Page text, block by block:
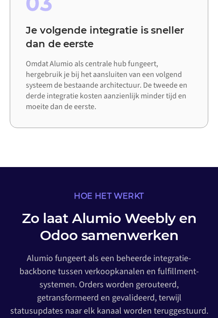
Je volgende integratie is sneller
dan de eerste
Omdat Alumio als centrale hub fungeert,
hergebruik je bij het aansluiten van een volgend
systeem de bestaande architectuur. De tweede en
derde integratie kosten aanzienlijk minder tijd en
moeite dan de eerste.
HOE HET WERKT
Zo laat Alumio Weebly en
Odoo samenwerken
Alumio fungeert als een beheerde integratie-
backbone tussen verkoopkanalen en fulfillment-
systemen. Orders worden gerouteerd,
getransformeerd en gevalideerd, terwijl
statusupdates naar elk kanaal worden teruggestuurd.